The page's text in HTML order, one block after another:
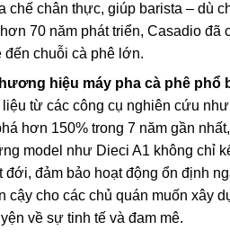
chế chân thực, giúp barista – dù
70 năm phát triển, Casadio đã
đến chuỗi cà phê lớn.
hiệu máy pha cà phê phổ
từ các công cụ nghiên cứu
hơn 150% trong 7 năm gần
model như Dieci A1 không chỉ
đảm bảo hoạt động ổn định
cho các chủ quán muốn xây
về sự tinh tế và đam mê.